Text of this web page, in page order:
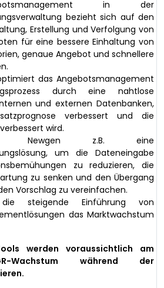
in der
bezieht sich auf den
Erstellung und Verfolgung von
für eine bessere Einhaltung von
genaue Angebot und schnellere
das Angebotsmanagement
durch eine nahtlose
und externen Datenbanken,
verbessert und die
wird.
Newgen z.B. eine
um die Dateneingabe
zu reduzieren, die
zu senken und den Übergang
Vorschlag zu vereinfachen.
steigende Einführung von
das Marktwachstum
werden voraussichtlich am
Wachstum während der